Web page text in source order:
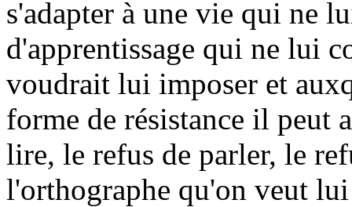
s'adapter à une vie qui ne
d'apprentissage qui ne lui
voudrait lui imposer et
forme de résistance il peut
lire, le refus de parler, le
l'orthographe qu'on veut